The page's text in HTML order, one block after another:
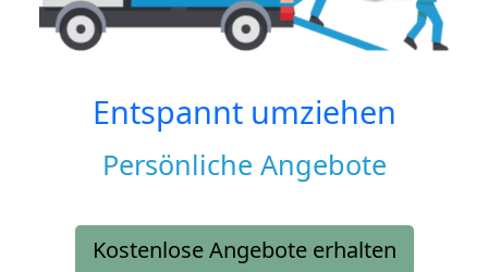
Entspannt umziehen
Persönliche Angebote
Kostenlose Angebote erhalten